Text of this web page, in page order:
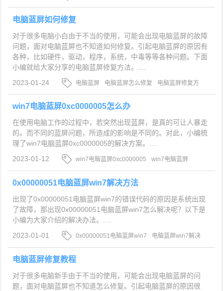
电脑蓝屏如何修复
对于很多电脑小白由于不当的使用，可能会出现电脑蓝屏的故障
问题，面对电脑蓝屏也不知道如何修复。引起电脑蓝屏的原因有
各种，比如硬件，驱动，程序，系统，中毒等等各种问题。下面
小编就给大家分享的电脑蓝屏修复方法。....
2023-01-24
电脑蓝屏 电脑蓝屏怎么修复
电脑蓝屏修复方
法
win7电脑蓝屏0xc0000005怎么办
在使用电脑工作的过程中，若突然出现蓝屏，是真的可让人暴走
的。而不同的蓝屏问题，所造成的影响是不同的。对此，小编梳
理了win7电脑蓝屏0xc0000005的解决方案。....
2023-01-12
win7电脑蓝屏0xc0000005
win7电脑蓝屏
0xc0000005怎么办
电脑蓝屏
0x00000051电脑蓝屏win7解决方法
出现了0x00000051电脑蓝屏win7的错误代码的原因是系统出现
了故障，那出现0x00000051电脑蓝屏win7怎么解决呢？以下是
小编为大家介绍的解决办法。....
2023-01-01
0x00000051电脑蓝屏win7
电脑蓝屏win7解决
办法
电脑蓝屏
电脑蓝屏修复教程
对于很多电脑新手由于不当的使用，可能会出现电脑蓝屏的问
题，面对电脑蓝屏也不知道怎么修复。引起电脑蓝屏的原因很